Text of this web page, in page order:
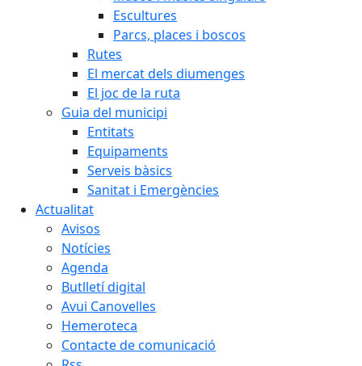
Escultures
Parcs, places i boscos
Rutes
El mercat dels diumenges
El joc de la ruta
Guia del municipi
Entitats
Equipaments
Serveis bàsics
Sanitat i Emergències
Actualitat
Avisos
Notícies
Agenda
Butlletí digital
Avui Canovelles
Hemeroteca
Contacte de comunicació